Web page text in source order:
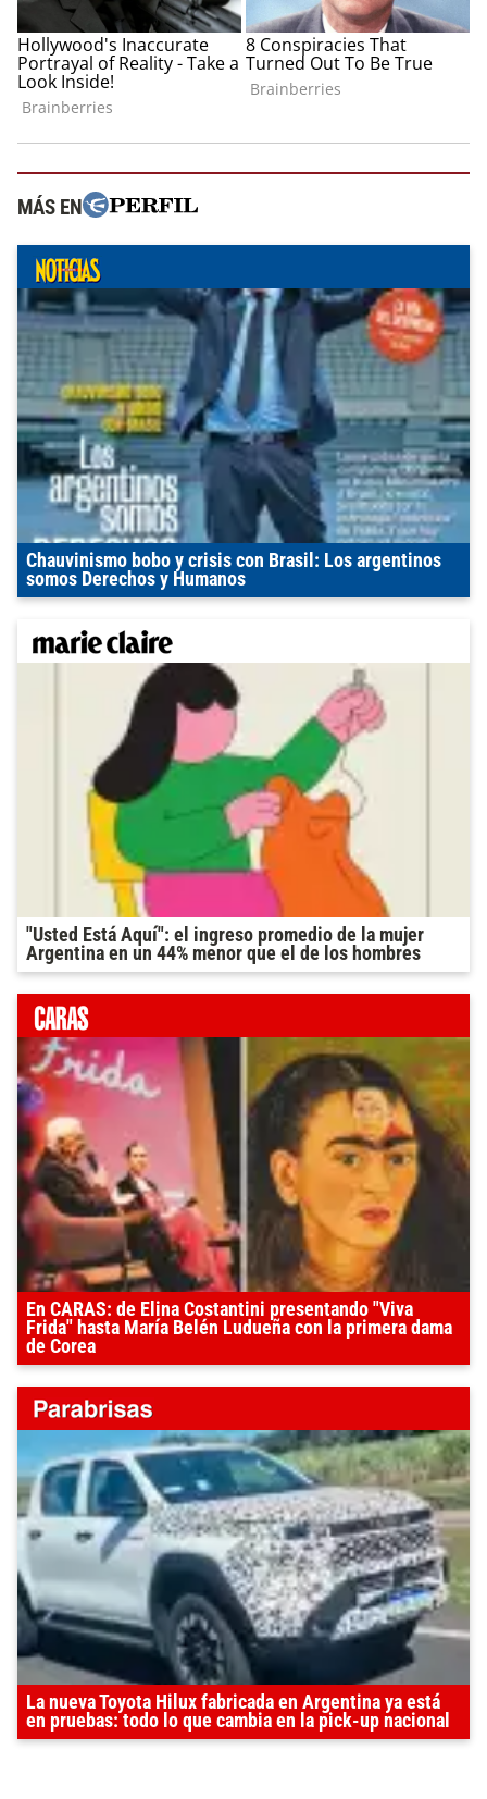
MÁS EN
Chauvinismo bobo y crisis con Brasil: Los argentinos
somos Derechos y Humanos
"Usted Está Aquí": el ingreso promedio de la mujer
Argentina en un 44% menor que el de los hombres
En CARAS: de Elina Costantini presentando "Viva
Frida" hasta María Belén Ludueña con la primera dama
de Corea
La nueva Toyota Hilux fabricada en Argentina ya está
en pruebas: todo lo que cambia en la pick-up nacional